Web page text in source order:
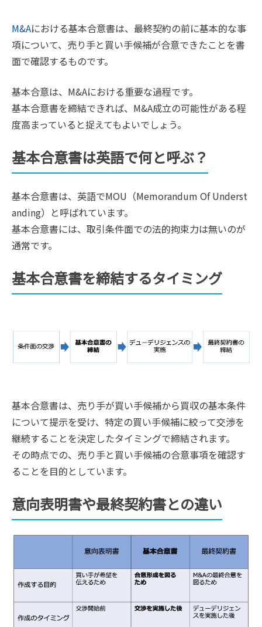
M&Aにおける基本合意書は、最終契約の前に基本的な事
項について、売り手と買い手候補が合意できたことを書
面で確認するものです。
基本合意は、M&Aにおける重要な過程です。
基本合意書を締結できれば、M&A成立の可能性がある程
度高まっていると捉えてもよいでしょう。
基本合意書は英語で何と呼ぶ？
基本合意書は、英語でMOU（Memorandum Of Underst
anding）と呼ばれています。
基本合意書には、取引条件面での法的拘束力は無いのが
通常です。
基本合意書を締結するタイミング
基本合意書は、売り手が買い手候補から買収の基本条件
について提示を受け、特定の買い手候補に絞って交渉を
継続することを決定したタイミングで締結されます。
その時点での、売り手と買い手候補の合意事項を確認す
ることを目的としています。
意向表明書や最終契約書との違い